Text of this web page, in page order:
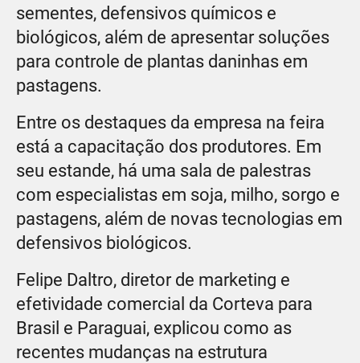
sementes, defensivos químicos e
biológicos, além de apresentar soluções
para controle de plantas daninhas em
pastagens.
Entre os destaques da empresa na feira
está a capacitação dos produtores. Em
seu estande, há uma sala de palestras
com especialistas em soja, milho, sorgo e
pastagens, além de novas tecnologias em
defensivos biológicos.
Felipe Daltro, diretor de marketing e
efetividade comercial da Corteva para
Brasil e Paraguai, explicou como as
recentes mudanças na estrutura